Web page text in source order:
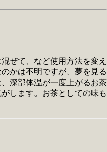
ぜて、など使用方法を変え
かは不明ですが、夢を見る
深部体温が一度上がるお茶
します。お茶としての味も